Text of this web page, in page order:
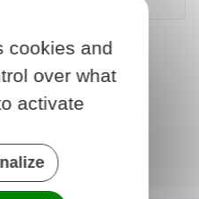
cookies and
over what
activate